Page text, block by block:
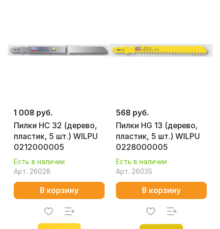
1 008 руб.
Пилки HC 32 (дерево,
пластик, 5 шт.) WILPU
0212000005
Есть в наличии
Арт. 26028
В корзину
568 руб.
Пилки HG 13 (дерево,
пластик, 5 шт.) WILPU
0228000005
Есть в наличии
Арт. 26035
В корзину